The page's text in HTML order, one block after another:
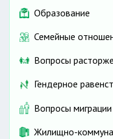
Образование
Семейные
Вопросы
Гендерное
Вопросы миграции
Жилищно-